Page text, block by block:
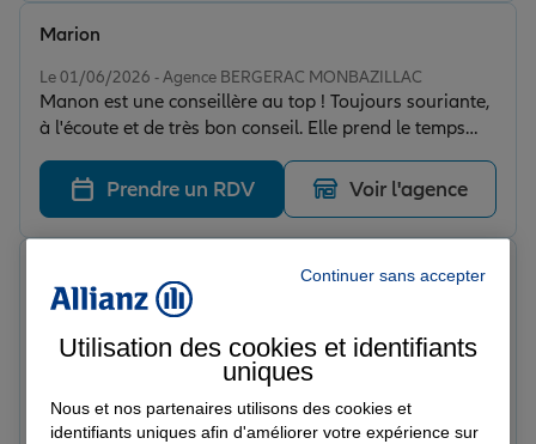
Le 01/06/2026 - Agence BERGERAC MONBAZILLAC
Manon est une conseillère au top ! Toujours souriante,
à l'écoute et de très bon conseil. Elle prend le temps
d'expliquer les choses. C'est un vrai plaisir d'être
accompagnée par une personne aussi professionnelle
et bienveillante. Merci encore pour votre aide !
Marion
Prendre un RDV Voir l'agence
Note de 5 sur 5
Le 30/05/2026 - Agence BERGERAC MONBAZILLAC
Une agence vraiment professionnelle et à l'écoute du
client selon ses besoins.
Prendre un RDV Voir l'agence
Continuer sans accepter
Utilisation des cookies et identifiants
uniques
Nous et nos partenaires utilisons des cookies et
identifiants uniques afin d'améliorer votre expérience sur